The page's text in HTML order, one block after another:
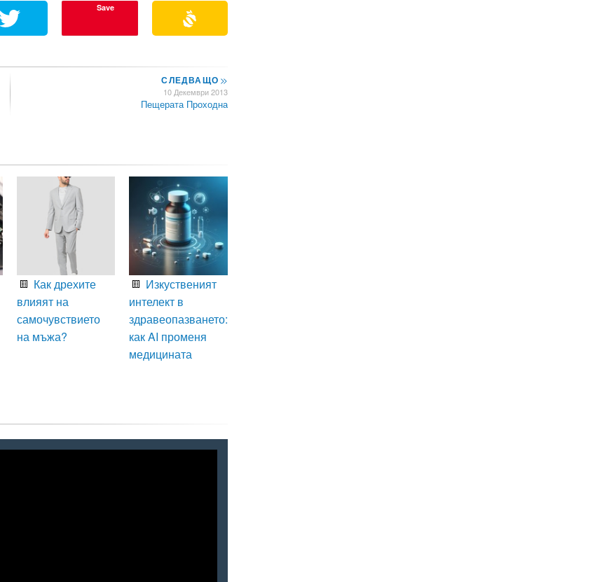
Save
СЛЕДВАЩО>>
10 Декември 2013
Пещерата Проходна
Как дрехите
влияят на
самочувствието
на мъжа?
Изкуственият
интелект в
здравеопазването:
как AI променя
медицината